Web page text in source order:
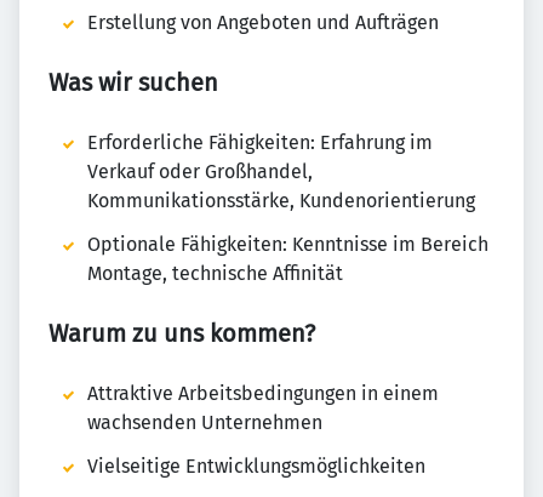
Erstellung von Angeboten und Aufträgen
Was wir suchen
Erforderliche Fähigkeiten: Erfahrung im
Verkauf oder Großhandel,
Kommunikationsstärke, Kundenorientierung
Optionale Fähigkeiten: Kenntnisse im Bereich
Montage, technische Affinität
Warum zu uns kommen?
Attraktive Arbeitsbedingungen in einem
wachsenden Unternehmen
Vielseitige Entwicklungsmöglichkeiten